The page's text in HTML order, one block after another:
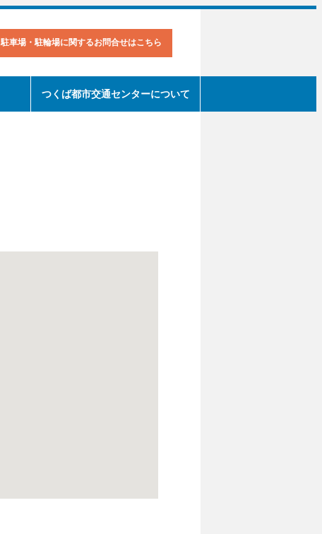
駐車場・駐輪場に関するお問合せはこちら
つくば都市交通センターについて